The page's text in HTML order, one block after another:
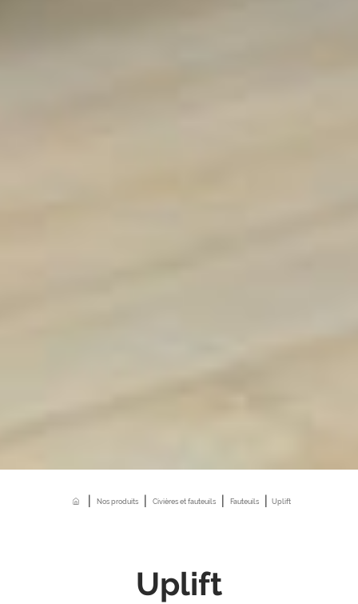
Home Nos produits Civières et fauteuils Fauteuils Uplift
Uplift